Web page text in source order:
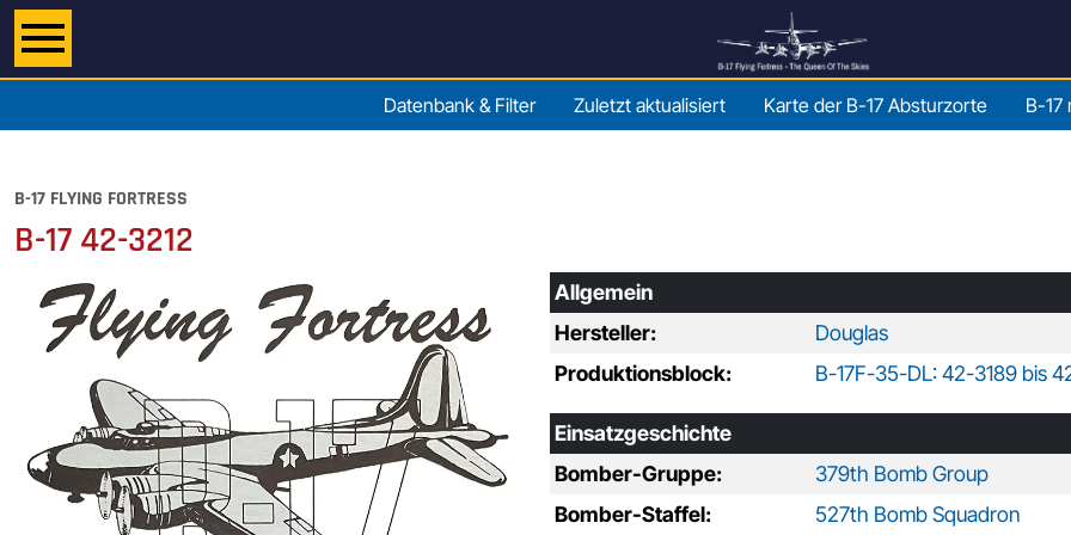
Datenbank & Filter Zuletzt aktualisiert Karte der B-17 Absturzorte B-17
B-17 FLYING FORTRESS
B-17 42-3212
Allgemein
Hersteller:
Douglas
Produktionsblock:
B-17F-35-DL: 42-3189 bis
Einsatzgeschichte
Bomber-Gruppe:
379th Bomb Group
Bomber-Staffel:
527th Bomb Squadron